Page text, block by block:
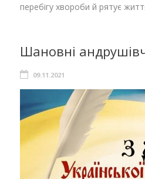
перебігу хвороби й рятує
Шановні
09.11.2021